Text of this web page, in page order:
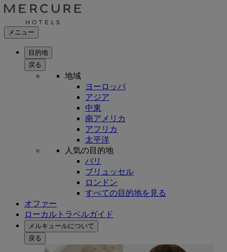
メニュー
目的地
戻る
地域
ヨーロッパ
アジア
中東
南アメリカ
アフリカ
太平洋
人気の目的地
パリ
ブリュッセル
ロンドン
すべての目的地を見る
オファー
ローカルトラベルガイド
メルキュールについて
戻る